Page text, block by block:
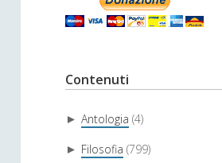
Contenuti
► Antologia (4)
► Filosofia (799)